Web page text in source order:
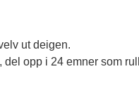
ut deigen.
del opp i 24 emner som